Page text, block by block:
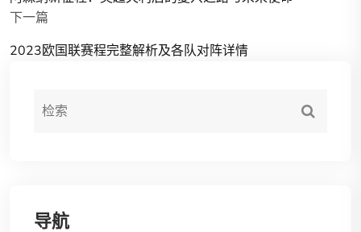
下一篇
2023欧国联赛程完整解析及各队对阵详情
导航